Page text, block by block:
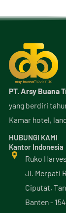
PT. Arsy Buana
yang berdiri
Kamar hotel,
HUBUNGI KAMI
Kantor Indonesia
Ruko
Jl. Merpati
Ciputat,
Banten -